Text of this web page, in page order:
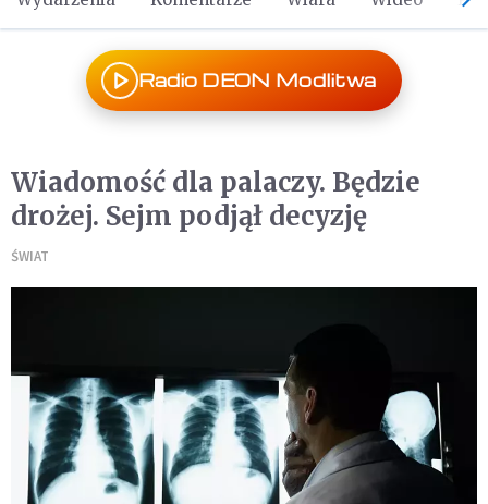
Radio DEON Modlitwa
Wiadomość dla palaczy. Będzie
drożej. Sejm podjął decyzję
ŚWIAT